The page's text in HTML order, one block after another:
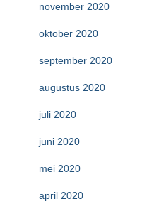
november 2020
oktober 2020
september 2020
augustus 2020
juli 2020
juni 2020
mei 2020
april 2020